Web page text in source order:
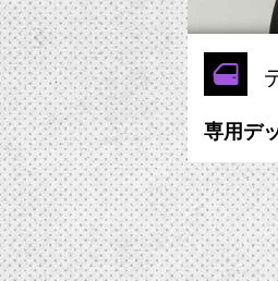
専用デ